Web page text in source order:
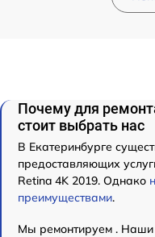
Почему для
стоит выбрать нас
В Екатеринбурге
предоставляющих
Retina 4K 2019. Однако
преимуществами.
Мы ремонтируем . Наши